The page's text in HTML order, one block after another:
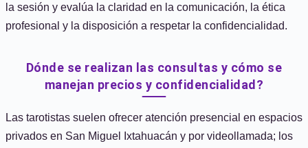
la sesión y evalúa la claridad en la comunicación, la ética
profesional y la disposición a respetar la confidencialidad.
Dónde se realizan las consultas y cómo se
manejan precios y confidencialidad?
Las tarotistas suelen ofrecer atención presencial en espacios
privados en San Miguel Ixtahuacán y por videollamada; los